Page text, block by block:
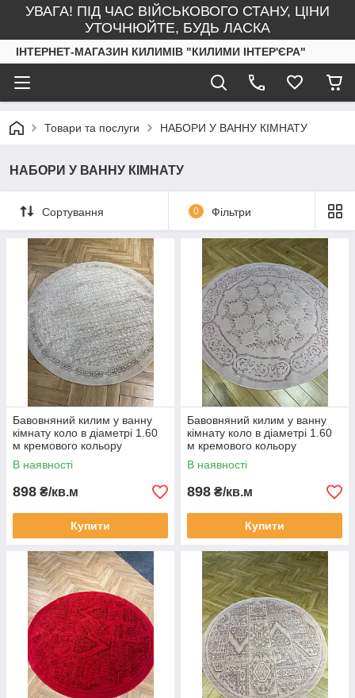
УВАГА! ПІД ЧАС ВІЙСЬКОВОГО СТАНУ, ЦІНИ
УТОЧНЮЙТЕ, БУДЬ ЛАСКА
ІНТЕРНЕТ-МАГАЗИН КИЛИМІВ "КИЛИМИ ІНТЕР'ЄРА"
Товари та послуги НАБОРИ У ВАННУ КІМНАТУ
НАБОРИ У ВАННУ КІМНАТУ
Сортування 0 Фільтри
Бавовняний килим у ванну
кімнату коло в діаметрі 1.60
м кремового кольору
В наявності
898 ₴/кв.м
Купити
Бавовняний килим у ванну
кімнату коло в діаметрі 1.60
м кремового кольору
В наявності
898 ₴/кв.м
Купити